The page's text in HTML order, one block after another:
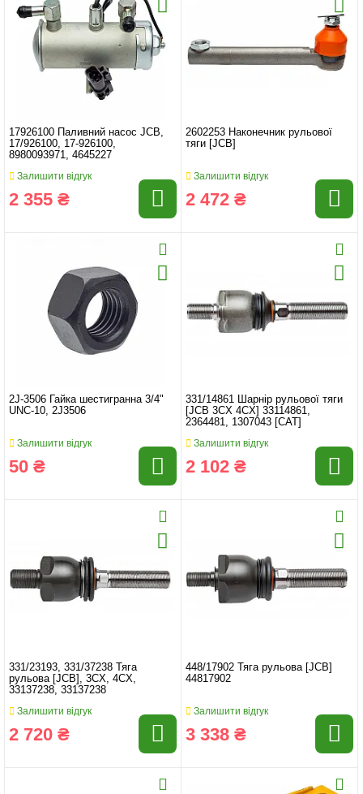
17926100 Паливний насос JCB,
17/926100, 17-926100,
8980093971, 4645227
Залишити відгук
2 355 ₴
2602253 Наконечник рульової
тяги [JCB]
Залишити відгук
2 472 ₴
2J-3506 Гайка шестигранна 3/4"
UNC-10, 2J3506
Залишити відгук
50 ₴
331/14861 Шарнір рульової тяги
[JCB 3CX 4CX] 33114861,
2364481, 1307043 [CAT]
Залишити відгук
2 102 ₴
331/23193, 331/37238 Тяга
рульова [JCB], 3CX, 4CX,
33137238, 33137238
Залишити відгук
2 720 ₴
448/17902 Тяга рульова [JCB]
44817902
Залишити відгук
3 338 ₴